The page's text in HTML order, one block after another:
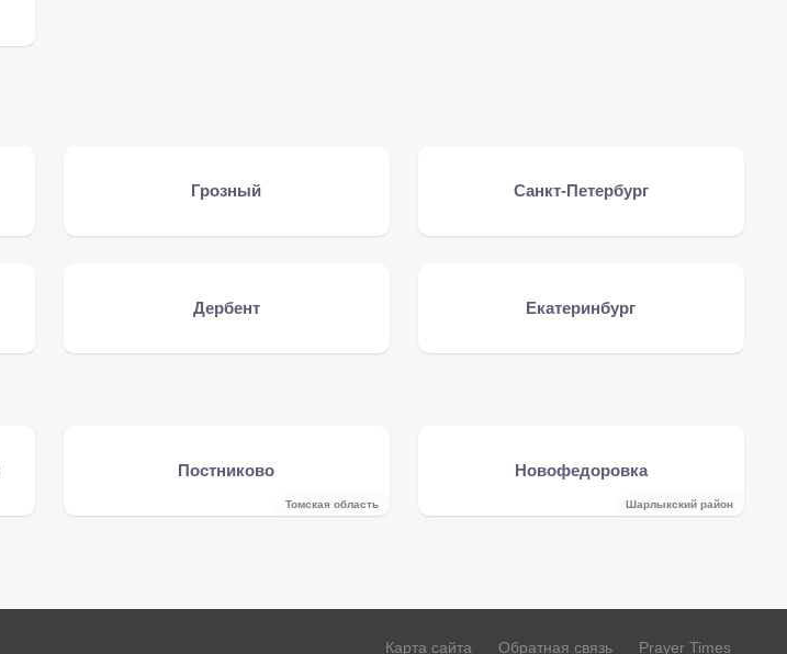
Грозный Санкт-Петербург
Дербент Екатеринбург
Постниково
Томская область
Новофедоровка
Шарлыкский район
Карта сайта Обратная связь Prayer Times